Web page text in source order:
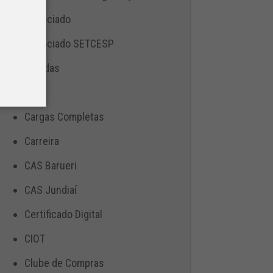
Associado
Associado SETCESP
Bebidas
Cargas Completas
Carreira
CAS Barueri
CAS Jundiaí
Certificado Digital
CIOT
Clube de Compras